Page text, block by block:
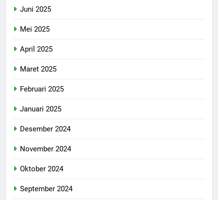
Juni 2025
Mei 2025
April 2025
Maret 2025
Februari 2025
Januari 2025
Desember 2024
November 2024
Oktober 2024
September 2024